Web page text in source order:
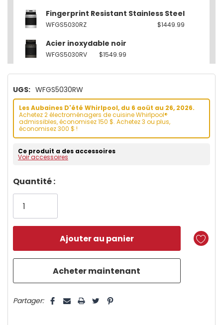
Fingerprint Resistant Stainless Steel
WFGS5030RZ $1449.99
Acier inoxydable noir
WFGS5030RV $1549.99
UGS: WFGS5030RW
Les Aubaines D'été Whirlpool, du 6 aoüt au 26, 2026.
Achetez 2 électroménagers de cuisine Whirlpool®
admissibles, économisez 150 $. Achetez 3 ou plus,
économisez 300 $ !
Ce produit a des accessoires
Voir accessoires
Dépêchez-
vous!
plus
Quantité :
Partager: